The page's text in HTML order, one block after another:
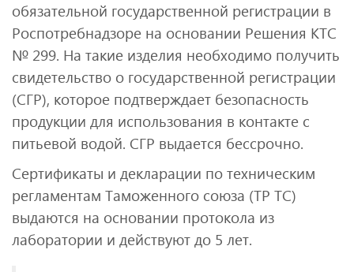
обязательной государственной регистрации в
Роспотребнадзоре на основании Решения КТС
№ 299. На такие изделия необходимо получить
свидетельство о государственной регистрации
(СГР), которое подтверждает безопасность
продукции для использования в контакте с
питьевой водой. СГР выдается бессрочно.
Сертификаты и декларации по техническим
регламентам Таможенного союза (ТР ТС)
выдаются на основании протокола из
лаборатории и действуют до 5 лет.